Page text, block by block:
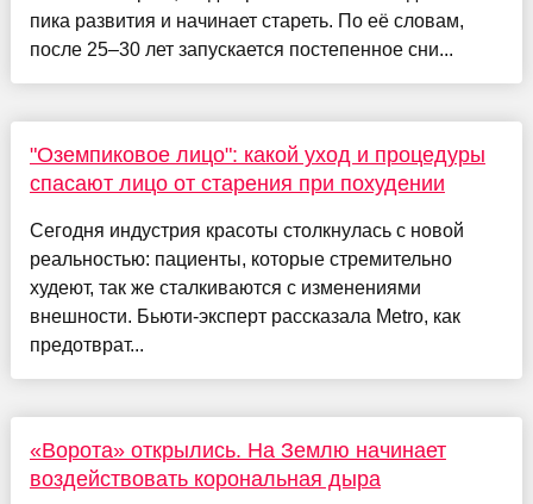
пика развития и начинает стареть. По её словам,
после 25–30 лет запускается постепенное сни...
"Оземпиковое лицо": какой уход и процедуры
спасают лицо от старения при похудении
Сегодня индустрия красоты столкнулась с новой
реальностью: пациенты, которые стремительно
худеют, так же сталкиваются с изменениями
внешности. Бьюти-эксперт рассказала Metro, как
предотврат...
«Ворота» открылись. На Землю начинает
воздействовать корональная дыра